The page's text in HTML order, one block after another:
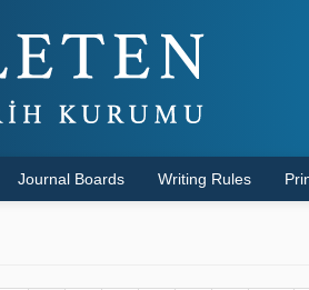
Journal Boards Writing Rules